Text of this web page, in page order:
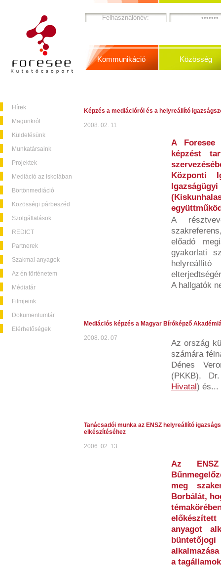
Hírek
Magunkról
Küldetésünk
Munkatársaink
Projektek
Mediáció az iskolában
Börtönmediáció
Közösségi párbeszéd
Szolgáltatások
REDICT
Partnerek
Szakmai anyagok
Az én történetem
Médiatár
Filmjeink
Dokumentumtár
Elérhetőségek
Kommunikáció Közösség
Képzés a mediációról és a helyreállító
2008. 02. 11
A
képzést
Központi
A
előadó
gyakorlati
helyreállító
A hallgatók
Mediációs képzés a Magyar Bíróképző
2008. 02. 07
Az ország
számára
Dénes
(PKKB),
Hivatal) és...
Tanácsadói munka az ENSZ helyreállító
elkészítéséhez
2006. 02. 13
Az
meg
Borbálát,
anyagot
a